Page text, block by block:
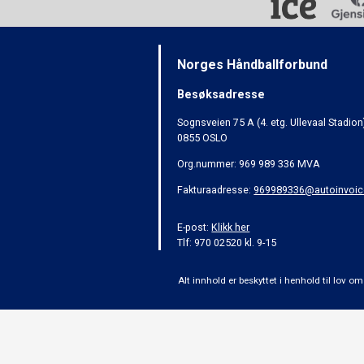
Norges Håndballforbund
Besøksadresse
Sognsveien 75 A (4. etg. Ullevaal
0855 OSLO
Org.nummer: 969 989 336 MVA
Fakturaadresse:
E-post:Klikk her
Tlf: 970 02520 kl. 9-15
Alt innhold er beskyttet i henhold til lov